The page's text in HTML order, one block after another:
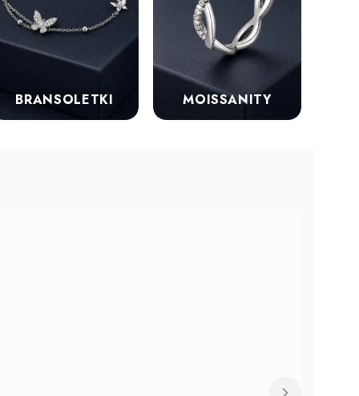
BRANSOLETKI MOISSANITY